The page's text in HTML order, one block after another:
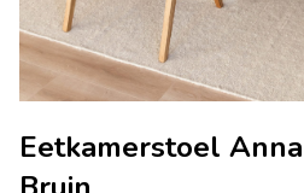
Eetkamerstoel